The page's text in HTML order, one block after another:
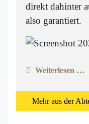
direkt dahinter
also garantiert.
Weiterlesen …
Mehr aus der